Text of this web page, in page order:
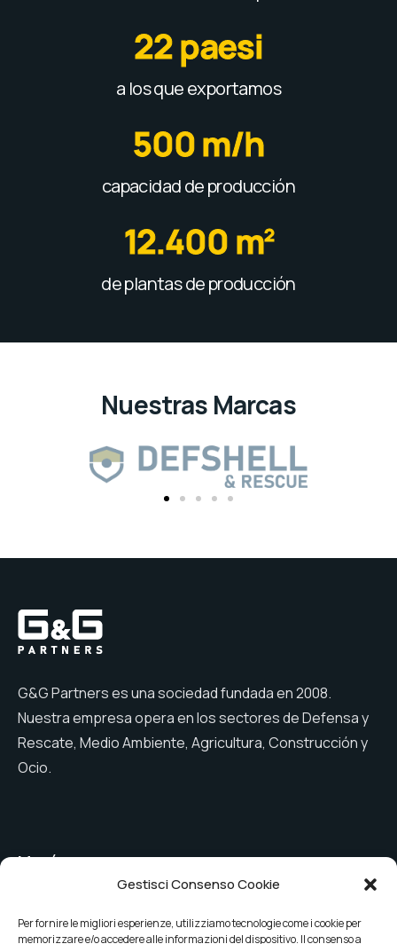
Gestisci Consenso Cookie
Per fornire le migliori esperienze, utilizziamo tecnologie come i cookie per
memorizzare e/o accedere alle informazioni del dispositivo. Il consenso a
22 paesi
a los que exportamos
500 m/h
capacidad de producción
12.400 m2
de plantas de producción
Nuestras Marcas
G&G Partners es una sociedad fundada en 2008.
Nuestra empresa opera en los sectores de Defensa y
Rescate, Medio Ambiente, Agricultura, Construcción y
Ocio.
Menú
Conductos de
especiales